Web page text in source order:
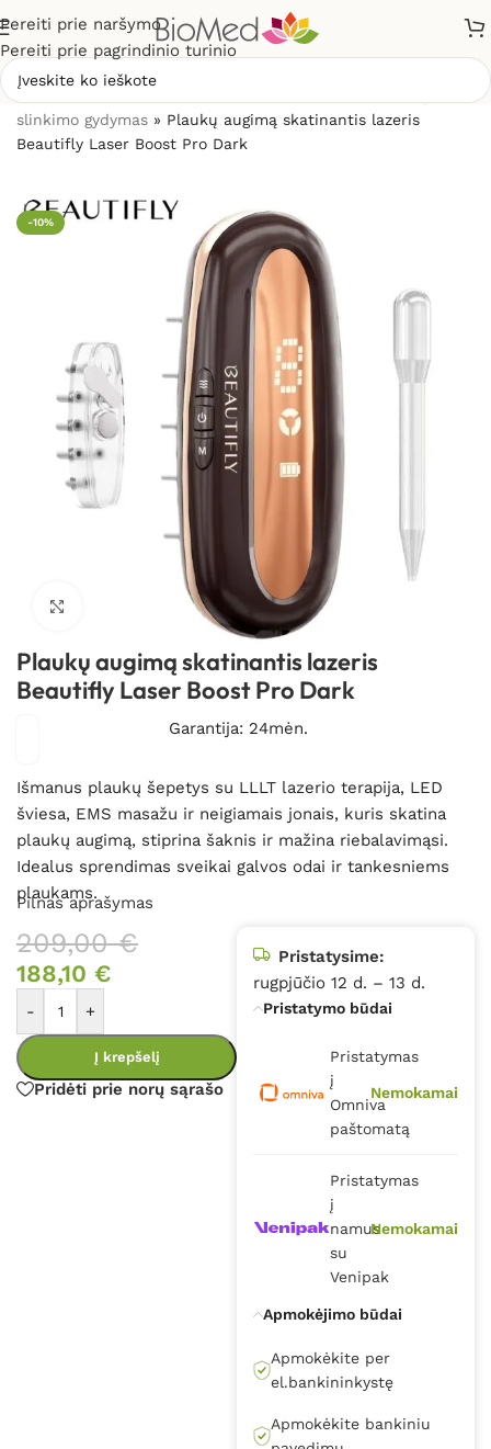
Pereiti prie naršymo
Pereiti prie pagrindinio turinio
slinkimo gydymas » Plaukų augimą skatinantis lazeris
Beautifly Laser Boost Pro Dark
-10%
Spustelėkite, kad padidintumėte
Plaukų augimą skatinantis lazeris
Beautifly Laser Boost Pro Dark
Garantija: 24mėn.
Išmanus plaukų šepetys su LLLT lazerio terapija, LED
šviesa, EMS masažu ir neigiamais jonais, kuris skatina
plaukų augimą, stiprina šaknis ir mažina riebalavimąsi.
Idealus sprendimas sveikai galvos odai ir tankesniems
plaukams.
Pilnas aprašymas
209,00€
188,10 €
- +
Į krepšelį
Pridėti prie norų sąrašo
Pristatysime:
rugpjūčio 12 d. – 13 d.
Pristatymo būdai
Pristatymas
į
Omniva
paštomatą
Nemokamai
Pristatymas
į
namus
su
Venipak
Nemokamai
Apmokėjimo būdai
Apmokėkite per
el.bankininkystę
Apmokėkite bankiniu